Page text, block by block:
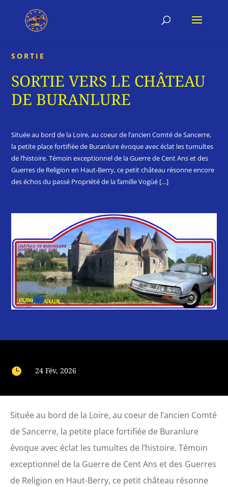
SORTIE
SORTIE VERS LE CHÂTEAU
DE BURANLURE
Située au bord de la Loire, au coeur de l’ancien Comté de Sancerre,
la petite place fortifiée de Buranlure évoque avec éclat les tumultes
de l’histoire. Témoin exceptionnel de la Guerre de Cent Ans et des
Guerres de Religion en Haut-Berry, ce petit château résonne encore
des échos du passé Propriété de la famille Vogüé […]
 24 Fév, 2026
Située au bord de la Loire, au coeur de l’ancien Comté
de Sancerre, la petite place fortifiée de Buranlure
évoque avec éclat les tumultes de l’histoire. Témoin
exceptionnel de la Guerre de Cent Ans et des Guerres
de Religion en Haut-Berry, ce petit château résonne